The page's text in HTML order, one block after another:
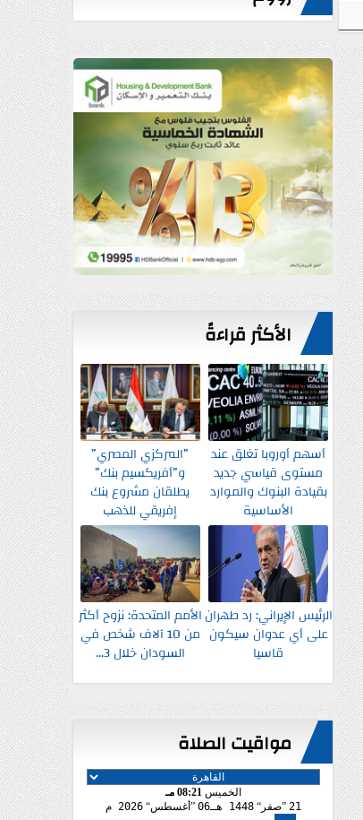
الأكثر قراءةً
أسهم أوروبا تغلق عند
مستوى قياسي جديد
بقيادة البنوك والموارد
الأساسية
”المركزي المصري”
و”أفريكسيم بنك”
يطلقان مشروع بنك
إفريقي للذهب
الرئيس الإيراني: رد طهران
على أي عدوان سيكون
قاسيا
الأمم المتحدة: نزوح أكثر
من 10 آلاف شخص في
السودان خلال 3...
مواقيت الصلاة
الخميس08:21 مـ
21
صفر 1448 هـ 06 أغسطس 2026 م